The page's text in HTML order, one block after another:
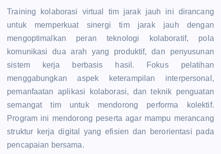
Training kolaborasi virtual tim jarak jauh ini dirancang
untuk memperkuat sinergi tim jarak jauh dengan
mengoptimalkan peran teknologi kolaboratif, pola
komunikasi dua arah yang produktif, dan penyusunan
sistem kerja berbasis hasil. Fokus pelatihan
menggabungkan aspek keterampilan interpersonal,
pemanfaatan aplikasi kolaborasi, dan teknik penguatan
semangat tim untuk mendorong performa kolektif.
Program ini mendorong peserta agar mampu merancang
struktur kerja digital yang efisien dan berorientasi pada
pencapaian bersama.